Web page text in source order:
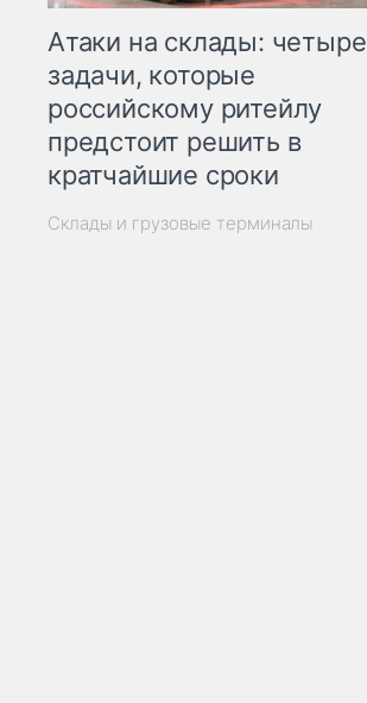
Атаки на склады: четыре
задачи, которые
российскому ритейлу
предстоит решить в
кратчайшие сроки
Склады и грузовые терминалы